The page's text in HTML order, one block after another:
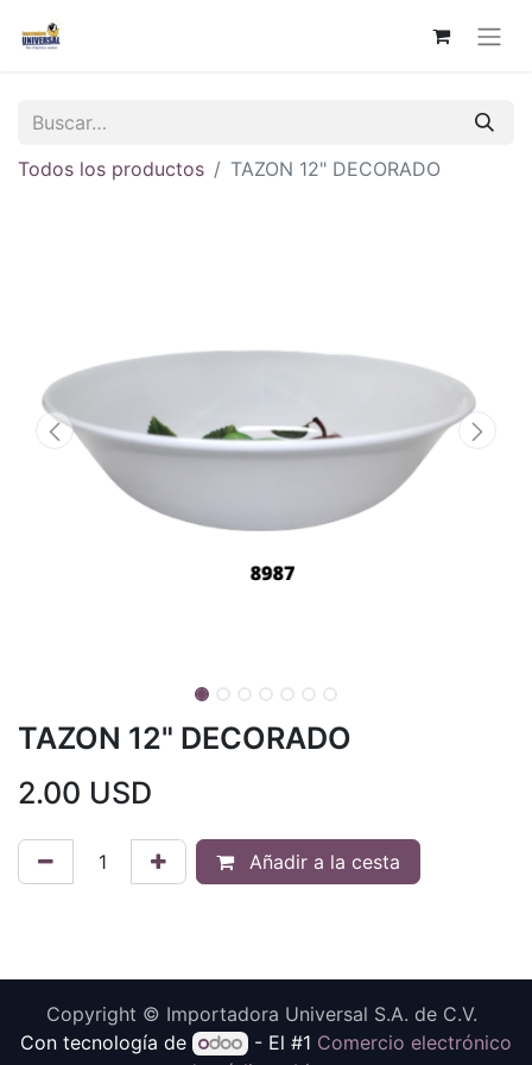
Todos los productos TAZON 12" DECORADO
TAZON 12" DECORADO
2.00 USD
Añadir a la cesta
Copyright © Importadora Universal S.A. de C.V.
Con tecnología de
- El #1 Comercio electrónico